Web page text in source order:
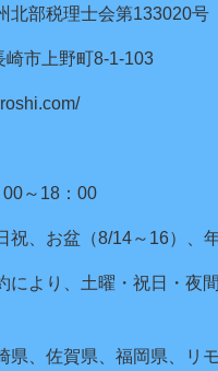
北部税理士会第133020号
市上野町8-1-103
～18：00
祝、お盆（8/14～16）、
より、土曜・祝日・夜
、佐賀県、福岡県、リ